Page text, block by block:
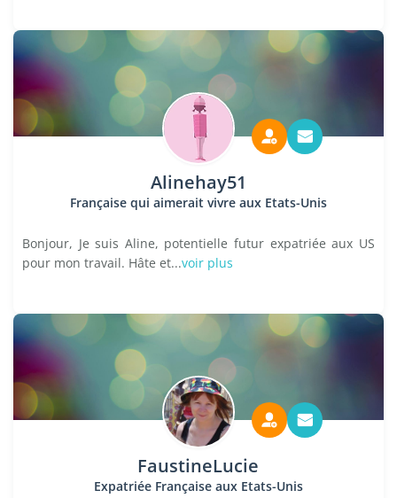
Alinehay51
Française qui aimerait vivre aux Etats-Unis
Bonjour, Je suis Aline, potentielle futur expatriée aux US
pour mon travail. Hâte et...voir plus
FaustineLucie
Expatriée Française aux Etats-Unis